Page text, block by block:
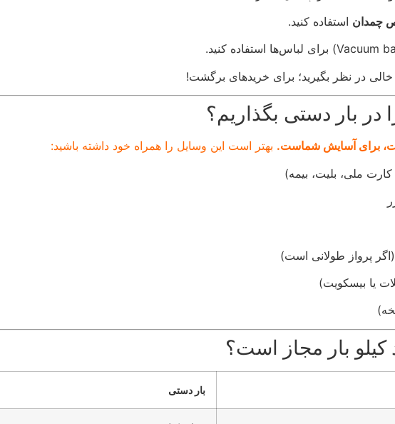
چمدان استفاده کنید.
در بار دستی بگذاریم؟
برای آسایش شماست. بهتر است این وسایل را همراه خود داشته باشید:
ملی، بلیت، بیمه)
پرواز طولانی است)
یا بیسکویت)
بار مجاز است؟
بار دستی